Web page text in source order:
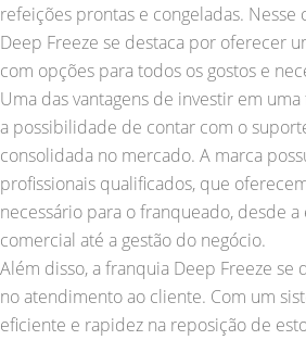
refeições prontas e congeladas. Nesse
Deep Freeze se destaca por oferecer
com opções para todos os gostos e
Uma das vantagens de investir em
a possibilidade de contar com o
consolidada no mercado. A marca
profissionais qualificados, que
necessário para o franqueado, desde
comercial até a gestão do negócio.
Além disso, a franquia Deep Freeze se
no atendimento ao cliente. Com um
eficiente e rapidez na reposição de